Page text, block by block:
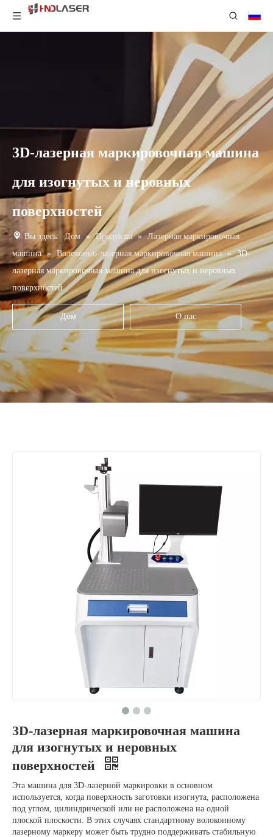
3D-лазерная маркировочная машина
для изогнутых и неровных
поверхностей
Вы здесь: Дом » Продукты » Лазерная маркировочная
машина » Волоконно-лазерная маркировочная машина » 3D-
лазерная маркировочная машина для изогнутых и неровных
поверхностей
Дом О нас
3D-лазерная маркировочная машина
для изогнутых и неровных
поверхностей
Эта машина для 3D-лазерной маркировки в основном
используется, когда поверхность заготовки изогнута, расположена
под углом, цилиндрической или не расположена на одной
плоской плоскости. В этих случаях стандартному волоконному
лазерному маркеру может быть трудно поддерживать стабильную